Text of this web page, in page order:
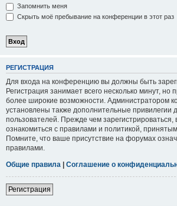
Запомнить меня
Скрыть моё пребывание на конференции в этот раз
РЕГИСТРАЦИЯ
Для входа на конференцию вы должны быть
Регистрация занимает всего несколько минут, но
более широкие возможности. Администратором
установлены также дополнительные привилегии
пользователей. Прежде чем зарегистрироваться,
ознакомиться с правилами и политикой,
Помните, что ваше присутствие на форумах
правилами.
Общие правила | Соглашение о
Регистрация